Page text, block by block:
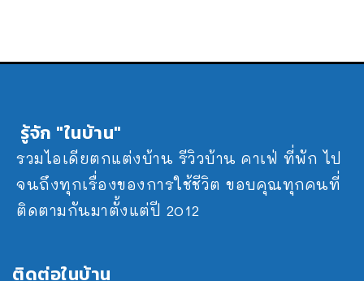
รู้จัก "ในบ้าน"
รวมไอเดียตกแต่งบ้าน รีวิวบ้าน คาเฟ่ ที่พัก ไป
จนถึงทุกเรื่องของการใช้ชีวิต ขอบคุณทุกคนที่
ติดตามกันมาตั้งแต่ปี 2012
ติดต่อในบ้าน